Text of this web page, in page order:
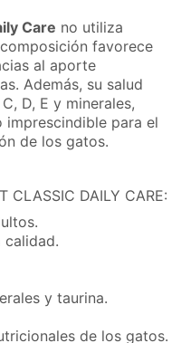
Care no utiliza
favorece
al aporte
Además, su salud
D, E y minerales,
imprescindible para el
de los gatos.
CLASSIC DAILY CARE:
calidad.
y taurina.
de los gatos.